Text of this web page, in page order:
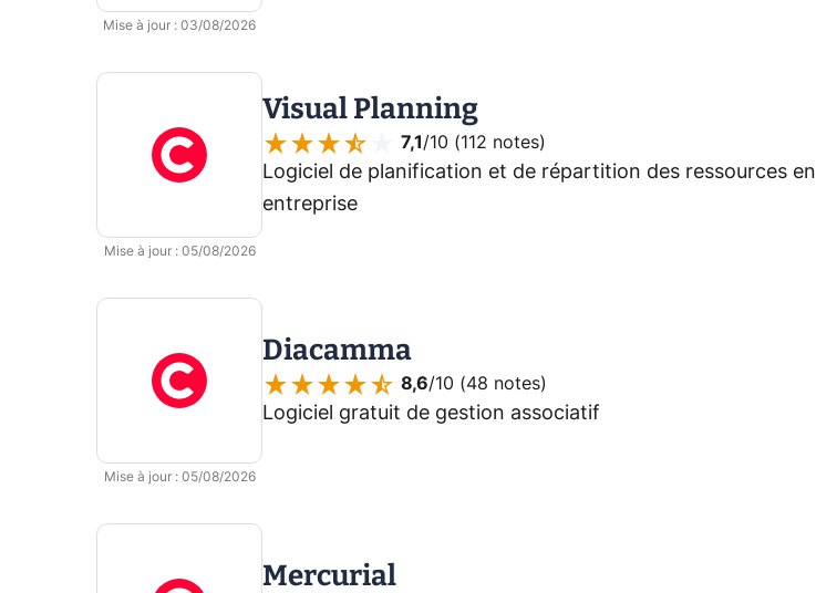
Mise à jour : 03/08/2026
Mise à jour: 05/08/2026
Visual Planning
7,1/10 (112 notes)
Logiciel de planification et de répartition des ressources en
entreprise
Mise à jour: 05/08/2026
Diacamma
8,6/10 (48 notes)
Logiciel gratuit de gestion associatif
Mercurial